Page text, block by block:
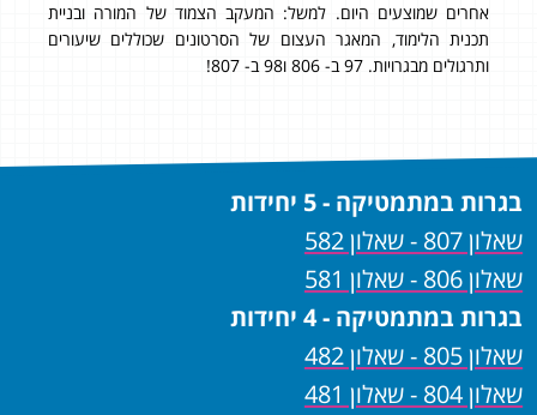
אחרים שמוצעים היום. למשל: המעקב הצמוד של המורה ובניית
תכנית הלימוד, המאגר העצום של הסרטונים שכוללים שיעורים
ותרגולים מבגרויות. 97 ב- 806 ו98 ב- 807!
בגרות במתמטיקה - 5 יחידות
שאלון 807 - שאלון 582
שאלון 806 - שאלון 581
בגרות במתמטיקה - 4 יחידות
שאלון 805 - שאלון 482
שאלון 804 - שאלון 481